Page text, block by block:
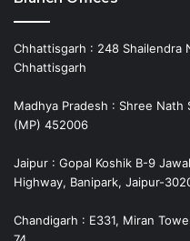
Chhattisgarh : 248 Shailendra
Chhattisgarh
Madhya Pradesh : Shree
(MP) 452006
Jaipur : Gopal Koshik B-9
Highway, Banipark, Jaipur-
Chandigarh : E331, Miran